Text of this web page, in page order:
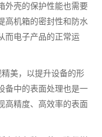
外壳的保护性能也需要
高机箱的密封性和防水
而电子产品的正常运
美，以提升设备的形
备中的表面处理也是一
高精度、高效率的表面